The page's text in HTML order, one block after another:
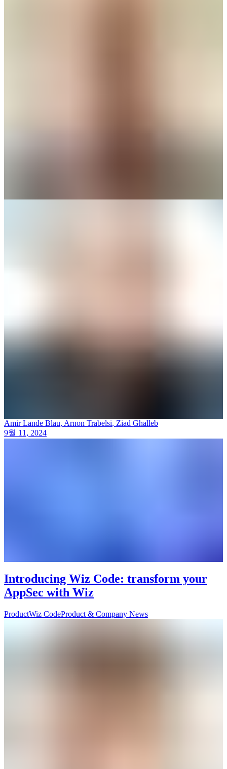
Amir Lande Blau, Arnon Trabelsi, Ziad Ghalleb
9월 11, 2024
Introducing Wiz Code: transform your
AppSec with Wiz
ProductWiz CodeProduct & Company News